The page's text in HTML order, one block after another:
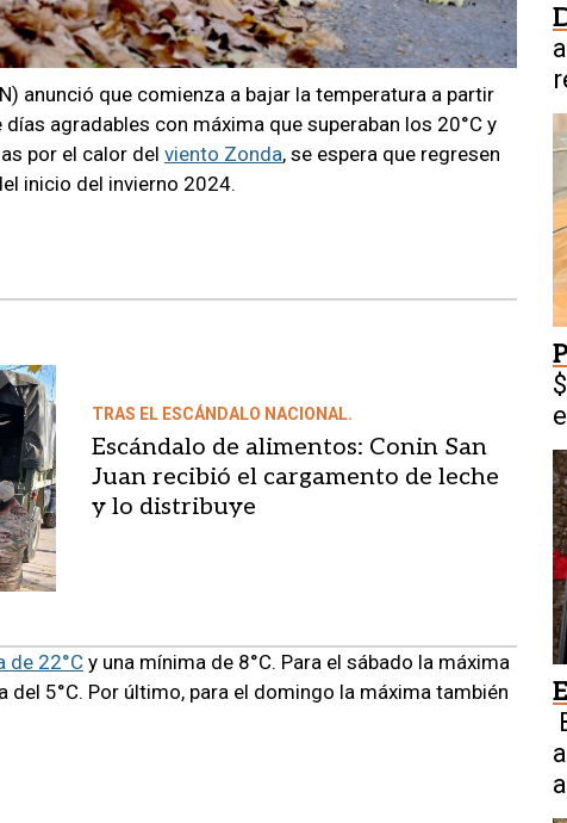
anunció que comienza a bajar la temperatura a partir
agradables con máxima que superaban los 20°C y
por el calor del viento Zonda, se espera que regresen
inicio del invierno 2024.
TRAS EL ESCÁNDALO NACIONAL.
Escándalo de alimentos: Conin San
Juan recibió el cargamento de leche
y lo distribuye
de 22°C y una mínima de 8°C. Para el sábado la máxima
del 5°C. Por último, para el domingo la máxima también